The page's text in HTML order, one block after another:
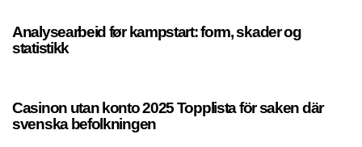
Analysearbeid før kampstart: form, skader og
statistikk
Casinon utan konto 2025 Topplista för saken där
svenska befolkningen